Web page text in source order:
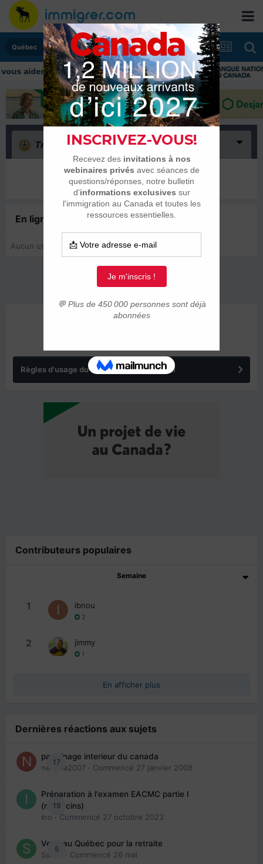
Québec
Triste (0)
Il n’y a encore rien ici
En ligne récemment0 membre est en ligne
Aucun utilisateur enregistré regarde cette page.
Règles d'usage du forum IMMIGRER.COM
Contributeurs populaires
Semaine
1 ibnou
2
2 jimmy
1
En afficher plus
Dernières réactions aux sujets
17
parrainage interieur du canada
nedjma2007 · Commencé 27 janvier 2008
19
Préparation à l'examen EACMC partie I
(médecins)
Ino · Commencé 27 octobre 2023
5
Venir au Québec pour la retraite
Sab74
· Commencé 26 mai